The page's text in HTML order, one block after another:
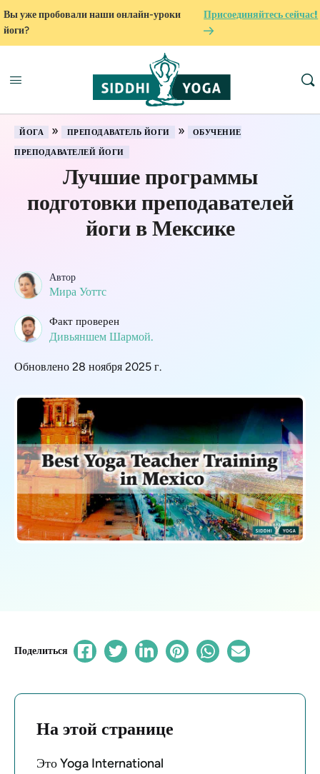
Вы уже пробовали наши онлайн-уроки
йоги?
Присоединяйтесь сейчас!
ЙОГА » ПРЕПОДАВАТЕЛЬ ЙОГИ »
ОБУЧЕНИЕ
ПРЕПОДАВАТЕЛЕЙ ЙОГИ
Лучшие программы
подготовки преподавателей
йоги в Мексике
Автор
Мира Уоттс
Факт проверен
Дивьяншем Шармой.
Обновлено 28 ноября 2025 г.
Поделиться
На этой странице
Это Yoga International